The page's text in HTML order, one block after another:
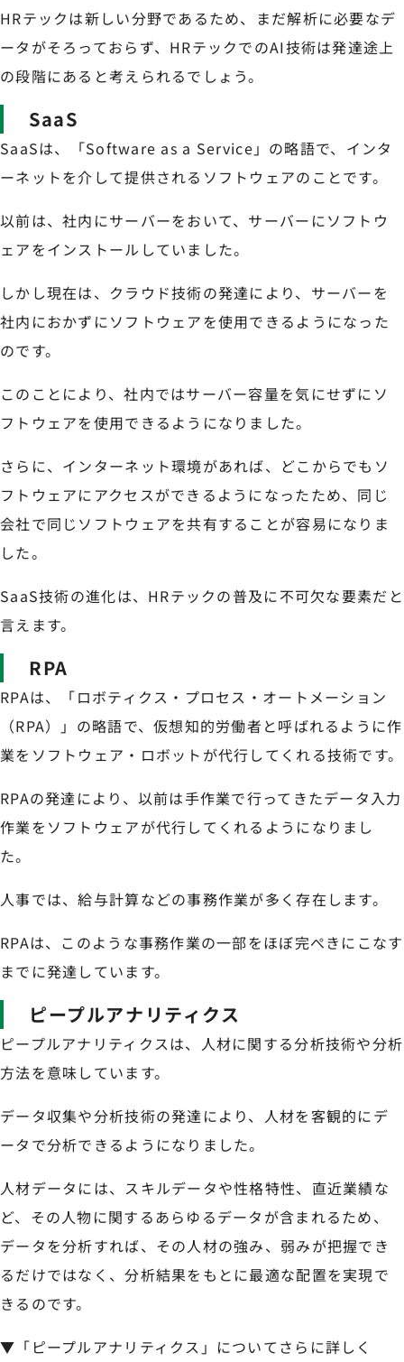
HRテックは新しい分野であるため、まだ解析に必要なデ
ータがそろっておらず、HRテックでのAI技術は発達途上
の段階にあると考えられるでしょう。
SaaS
SaaSは、「Software as a Service」の略語で、インタ
ーネットを介して提供されるソフトウェアのことです。
以前は、社内にサーバーをおいて、サーバーにソフトウ
ェアをインストールしていました。
しかし現在は、クラウド技術の発達により、サーバーを
社内におかずにソフトウェアを使用できるようになった
のです。
このことにより、社内ではサーバー容量を気にせずにソ
フトウェアを使用できるようになりました。
さらに、インターネット環境があれば、どこからでもソ
フトウェアにアクセスができるようになったため、同じ
会社で同じソフトウェアを共有することが容易になりま
した。
SaaS技術の進化は、HRテックの普及に不可欠な要素だと
言えます。
RPA
RPAは、「ロボティクス・プロセス・オートメーション
（RPA）」の略語で、仮想知的労働者と呼ばれるように作
業をソフトウェア・ロボットが代行してくれる技術です。
RPAの発達により、以前は手作業で行ってきたデータ入力
作業をソフトウェアが代行してくれるようになりまし
た。
人事では、給与計算などの事務作業が多く存在します。
RPAは、このような事務作業の一部をほぼ完ぺきにこなす
までに発達しています。
ピープルアナリティクス
ピープルアナリティクスは、人材に関する分析技術や分析
方法を意味しています。
データ収集や分析技術の発達により、人材を客観的にデ
ータで分析できるようになりました。
人材データには、スキルデータや性格特性、直近業績な
ど、その人物に関するあらゆるデータが含まれるため、
データを分析すれば、その人材の強み、弱みが把握でき
るだけではなく、分析結果をもとに最適な配置を実現で
きるのです。
▼「ピープルアナリティクス」についてさらに詳しく